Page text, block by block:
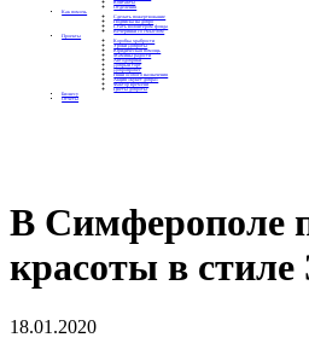
Контакты
Отделения
Как помочь
Сделать пожертвование
Подписка на добро
Стать волонтером фонда
Вечеринки со смыслом
Проекты
Коробка храбрости
Уроки Доброты
Юридическая помощь
Мамины радости
Автодобряки
Добрый торт
Добропробег
Няни особого назначения
Акция «Букет добра»
Фактор времени
Цветы доброты
Бизнесу
Отчеты
В Симферополе
красоты в
18.01.2020